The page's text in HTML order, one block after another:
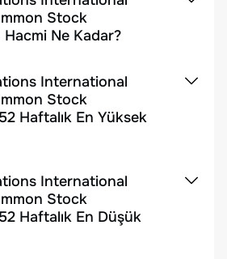
Stock
Ne Kadar?
International
Stock
Haftalık En Yüksek
International
Stock
Haftalık En Düşük